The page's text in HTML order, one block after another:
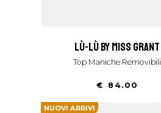
lù-lù by miss grant
Top Maniche Removibili
€ 84.00
NUOVI ARRIVI